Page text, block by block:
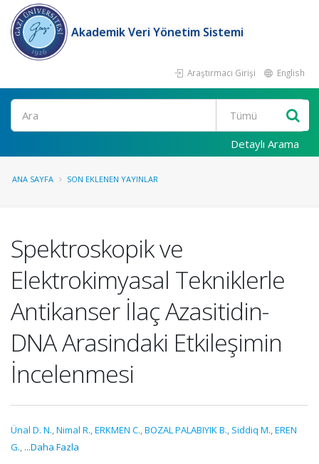
Akademik Veri Yönetim Sistemi
Araştırmacı Girişi English
Ara
Detaylı Arama
ANA SAYFA SON EKLENEN YAYINLAR
Spektroskopik ve
Elektrokimyasal Tekniklerle
Antikanser İlaç Azasitidin-
DNA Arasindaki Etkileşimin
İncelenmesi
Ünal D. N.,Nimal R.,ERKMEN C.,BOZAL PALABIYIK B., Siddiq M.,EREN
G., ...Daha Fazla